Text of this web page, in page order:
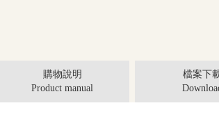
購物說明
Product manual
檔案下